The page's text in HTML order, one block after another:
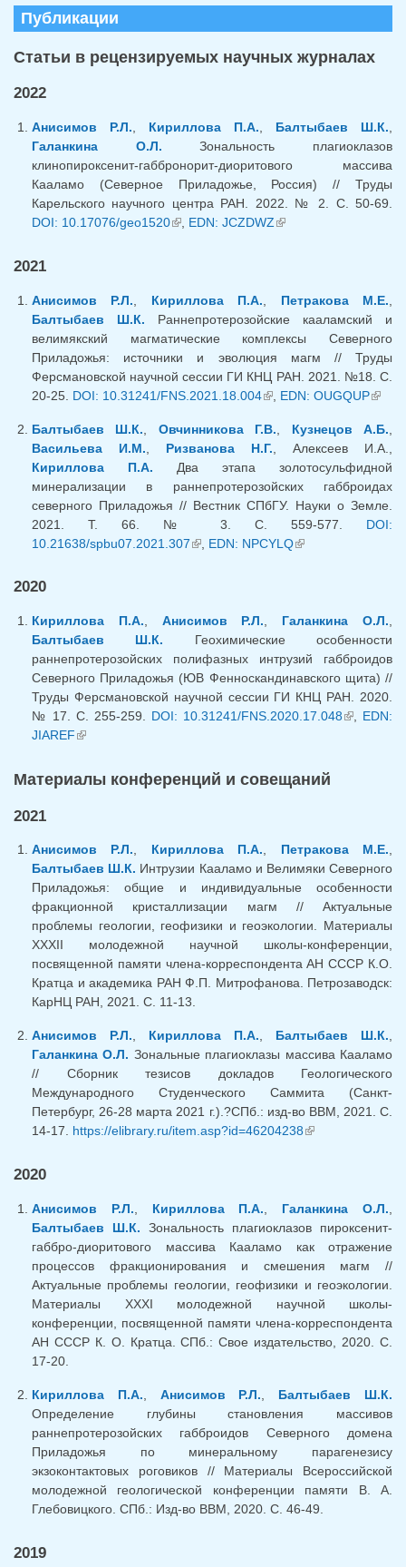
Публикации
Статьи в рецензируемых научных журналах
2022
Анисимов Р.Л. Кириллова П.А. Балтыбаев Ш.К.
Галанкина О.Л. Зональность плагиоклазов
клинопироксенит-габбронорит-диоритового массива
Кааламо (Северное Приладожье, Россия) // Труды
Карельского научного центра РАН. 2022. № 2. С. 50-69.
DOI: 10.17076/geo1520(внешняя ссылка)
EDN: JCZDWZ(внешняя ссылка)
2021
Анисимов Р.Л. Кириллова П.А. Петракова М.Е.
Балтыбаев Ш.К. Раннепротерозойские кааламский и
велимякский магматические комплексы Северного
Приладожья: источники и эволюция магм // Труды
Ферсмановской научной сессии ГИ КНЦ РАН. 2021. №18. С.
20-25. DOI: 10.31241/FNS.2021.18.004(внешняя ссылка)
EDN: OUGQUP
Балтыбаев Ш.К.
Овчинникова Г.В. Кузнецов А.Б.
Васильева И.М.
Ризванова Н.Г. , Алексеев И.А.,
Кириллова П.А. Два этапа золотосульфидной
минерализации в раннепротерозойских габброидах
северного Приладожья // Вестник СПбГУ. Науки о Земле.
2021. Т. 66. № 3. С. 559-577. DOI:
10.21638/spbu07.2021.307(внешняя ссылка)
EDN: NPCYLQ(внешняя
2020
Кириллова П.А., Анисимов Р.Л., Галанкина О.Л.,
Балтыбаев Ш.К. Геохимические особенности
раннепротерозойских полифазных интрузий габброидов
Северного Приладожья (ЮВ Фенноскандинавского щита) //
Труды Ферсмановской научной сессии ГИ КНЦ РАН. 2020.
№ 17. С. 255-259. DOI: 10.31241/FNS.2020.17.048(внешняя
, EDN:
JIAREF(внешняя ссылка)
Материалы конференций и совещаний
2021
Анисимов Р.Л., Кириллова П.А., Петракова М.Е.,
Балтыбаев Ш.К. Интрузии Кааламо и Велимяки Северного
Приладожья: общие и индивидуальные особенности
фракционной кристаллизации магм // Актуальные
проблемы геологии, геофизики и геоэкологии. Материалы
XXXII молодежной научной школы-конференции,
посвященной памяти члена-корреспондента АН СССР К.О.
Кратца и академика РАН Ф.П. Митрофанова. Петрозаводск:
КарНЦ РАН, 2021. С. 11-13.
Анисимов Р.Л., Кириллова П.А., Балтыбаев Ш.К.,
Галанкина О.Л. Зональные плагиоклазы массива Кааламо
// Сборник тезисов докладов Геологического
Международного Студенческого Саммита (Санкт-
Петербург, 26-28 марта 2021 г.).?СПб.: изд-во ВВМ, 2021. С.
14-17. https://elibrary.ru/item.asp?id=46204238(внешняя
2020
Анисимов Р.Л. Кириллова П.А. Галанкина О.Л.
Балтыбаев Ш.К. Зональность плагиоклазов пироксенит-
габбро-диоритового массива Кааламо как отражение
процессов фракционирования и смешения магм //
Актуальные проблемы геологии, геофизики и геоэкологии.
Материалы XXXI молодежной научной школы-
конференции, посвященной памяти члена-корреспондента
АН СССР К. О. Кратца. СПб.: Свое издательство, 2020. С.
17-20.
Кириллова П.А. Анисимов Р.Л.
Балтыбаев Ш.К.
Определение глубины становления массивов
раннепротерозойских габброидов Северного домена
Приладожья по минеральному парагенезису
экзоконтактовых роговиков // Материалы Всероссийской
молодежной геологической конференции памяти В. А.
Глебовицкого. СПб.: Изд-во ВВМ, 2020. С. 46-49.
2019